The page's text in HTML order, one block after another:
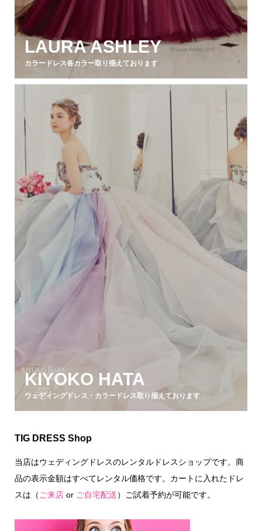
LAURA ASHLEY
カラードレス各カラー取り揃えております
KIYOKO HATA
ウェディングドレス・カラードレス取り揃えております
TIG DRESS Shop
当店はウェディングドレスのレンタルドレスショップです。商
品の表示金額はすべてレンタル価格です。カートに入れたドレ
スは（ ご来店or ご自宅配送）ご試着予約が可能です。